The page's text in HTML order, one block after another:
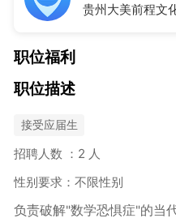
职位福利
职位描述
接受应届生
招聘人数 ：2 人
性别要求：不限性别
负责破解"数学恐惧症"的当